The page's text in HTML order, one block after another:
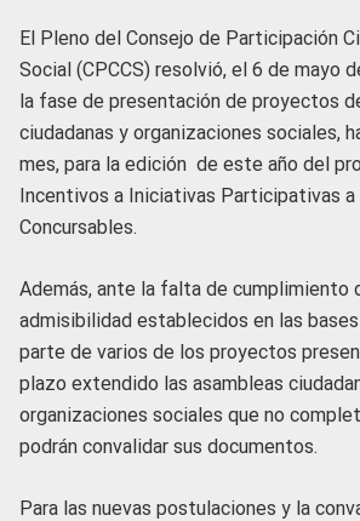
El Pleno del Consejo de Participación
Social (CPCCS) resolvió, el 6 de mayo
la fase de presentación de proyectos
ciudadanas y organizaciones sociales,
mes, para la edición de este año del
Incentivos a Iniciativas Participativas a
Concursables.
Además, ante la falta de cumplimiento
admisibilidad establecidos en las
parte de varios de los proyectos
plazo extendido las asambleas
organizaciones sociales que no
podrán convalidar sus documentos.
Para las nuevas postulaciones y la